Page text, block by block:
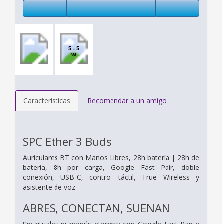
5 - 5
W
Características Recomendar a un amigo
SPC Ether 3 Buds
Auriculares BT con Manos Libres, 28h batería | 28h de
batería, 8h por carga, Google Fast Pair, doble
conexión, USB-C, control táctil, True Wireless y
asistente de voz
ABRES, CONECTAN, SUENAN